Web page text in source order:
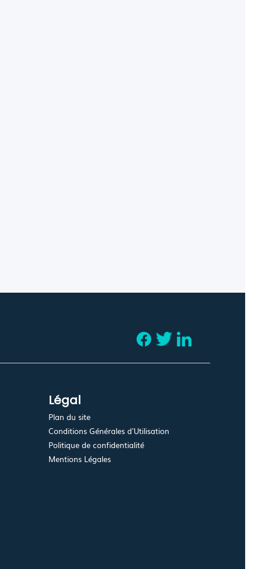
Légal
Plan du site
Conditions Générales d'Utilisation
Politique de confidentialité
Mentions Légales